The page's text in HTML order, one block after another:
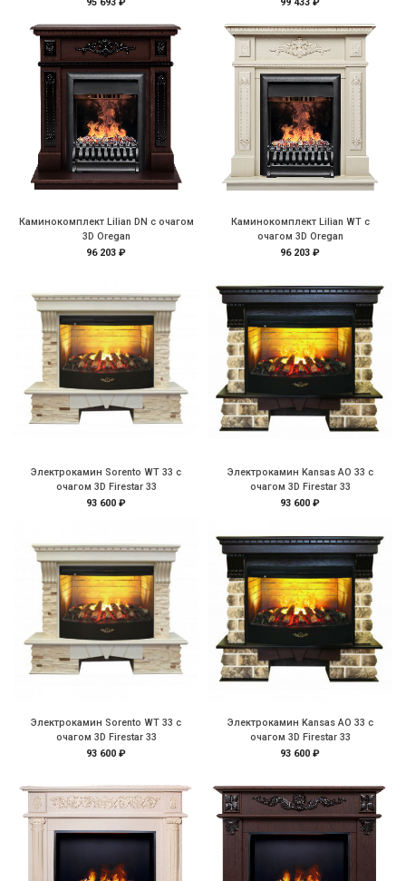
95 693 ₽ 99 433 ₽
Каминокомплект Lilian DN с очагом
3D Oregan
96 203 ₽
Каминокомплект Lilian WT с
очагом 3D Oregan
96 203 ₽
Электрокамин Sorento WT 33 с
очагом 3D Firestar 33
93 600 ₽
Электрокамин Kansas AO 33 с
очагом 3D Firestar 33
93 600 ₽
Электрокамин Sorento WT 33 с
очагом 3D Firestar 33
93 600 ₽
Электрокамин Kansas AO 33 с
очагом 3D Firestar 33
93 600 ₽